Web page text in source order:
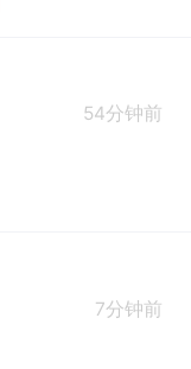
54分钟前
7分钟前